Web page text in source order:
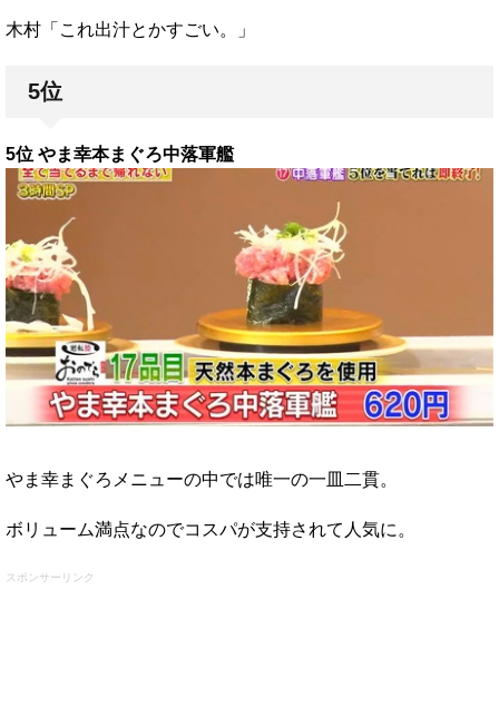
木村「これ出汁とかすごい。」
5位
5位 やま幸本まぐろ中落軍艦
やま幸まぐろメニューの中では唯一の一皿二貫。
ボリューム満点なのでコスパが支持されて人気に。
スポンサーリンク